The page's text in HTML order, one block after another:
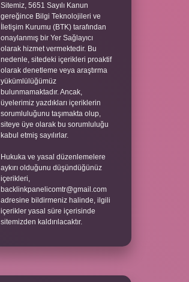
Sitemiz, 5651 Sayılı Kanun
gereğince Bilgi Teknolojileri ve
İletişim Kurumu (BTK) tarafından
onaylanmış bir Yer Sağlayıcı
olarak hizmet vermektedir. Bu
nedenle, sitedeki içerikleri proaktif
olarak denetleme veya araştırma
yükümlülüğümüz
bulunmamaktadır. Ancak,
üyelerimiz yazdıkları içeriklerin
sorumluluğunu taşımakta olup,
siteye üye olarak bu sorumluluğu
kabul etmiş sayılırlar.
Hukuka ve yasal düzenlemelere
aykırı olduğunu düşündüğünüz
içerikleri,
backlinkpanelicomtr@gmail.com
adresine bildirmeniz halinde, ilgili
içerikler yasal süre içerisinde
sitemizden kaldırılacaktır.